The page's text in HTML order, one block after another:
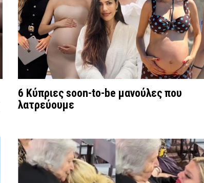
6 Κύπριες soon-to-be μανούλες που
λατρεύουμε